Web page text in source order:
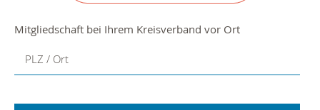
Mitgliedschaft bei Ihrem Kreisverband vor Ort
PLZ / Ort